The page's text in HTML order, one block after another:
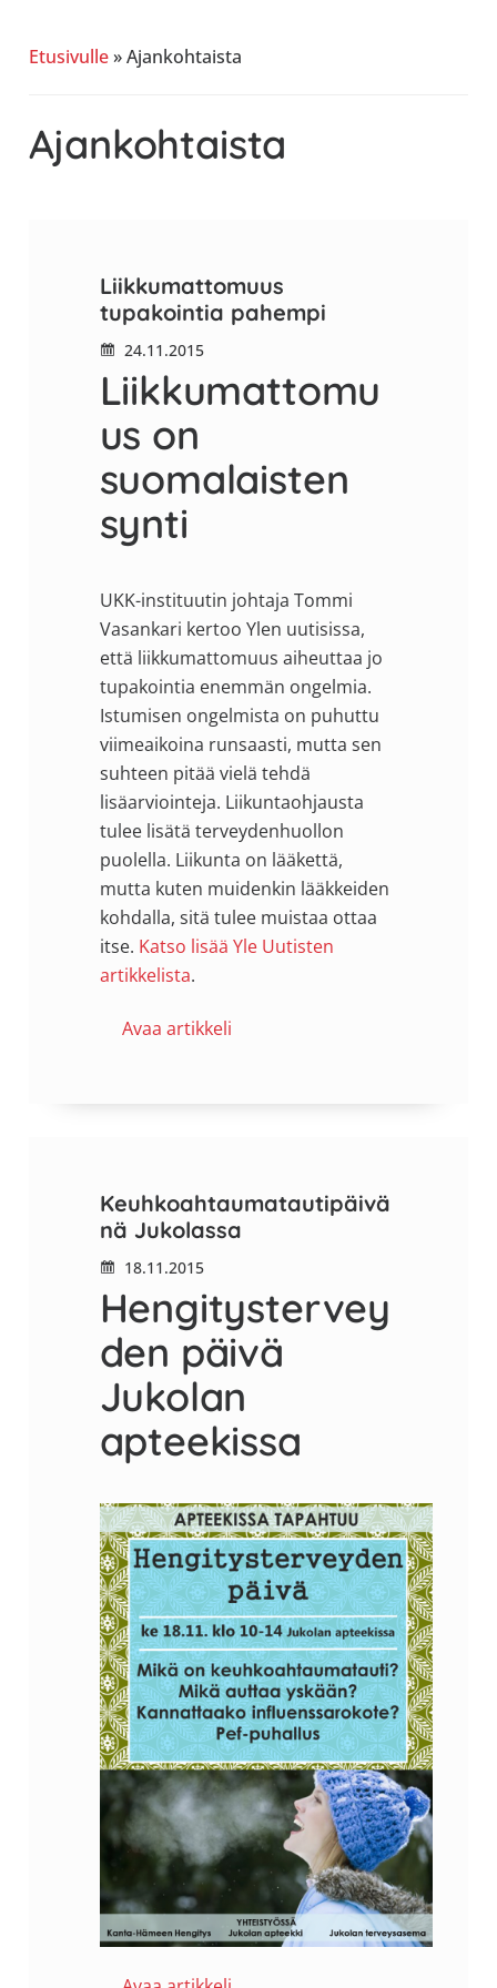
K-
ry
Etusivulle»Ajankohtaista
Ajankohtaista
Liikkumattomuus
tupakointia pahempi
24.11.2015
Liikkumattomu
us on
suomalaisten
synti
UKK-instituutin johtaja Tommi
Vasankari kertoo Ylen uutisissa,
että liikkumattomuus aiheuttaa jo
tupakointia enemmän ongelmia.
Istumisen ongelmista on puhuttu
viimeaikoina runsaasti, mutta sen
suhteen pitää vielä tehdä
lisäarviointeja. Liikuntaohjausta
tulee lisätä terveydenhuollon
puolella. Liikunta on lääkettä,
mutta kuten muidenkin lääkkeiden
kohdalla, sitä tulee muistaa ottaa
itse. Katso lisää Yle Uutisten
artikkelista.
Avaa artikkeli
Keuhkoahtaumatautipäivä
nä Jukolassa
18.11.2015
Hengitystervey
den päivä
Jukolan
apteekissa